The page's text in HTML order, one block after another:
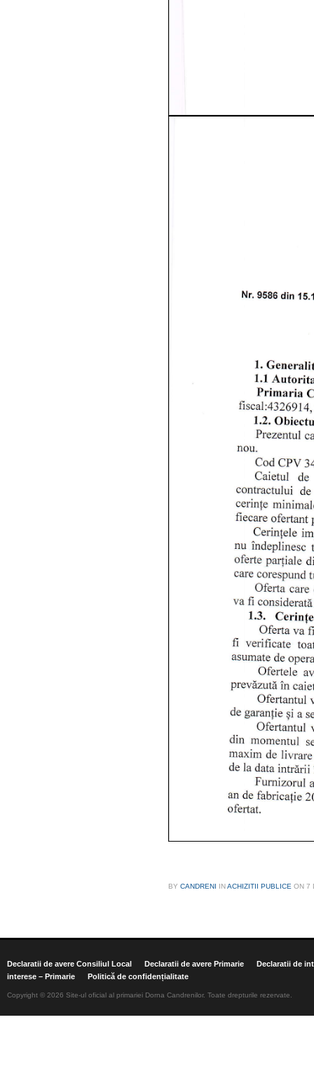
BY CANDRENI INACHIZITII PUBLICE ON 7
Declaratii de avere Consiliul Local Declaratii de avere Primarie
Declaratii de
interese – Primarie
Politică de confidențialitate
Copyright © 2026 Site-ul oficial al primariei Dorna Candrenilor. Toate drepturile rezervate.